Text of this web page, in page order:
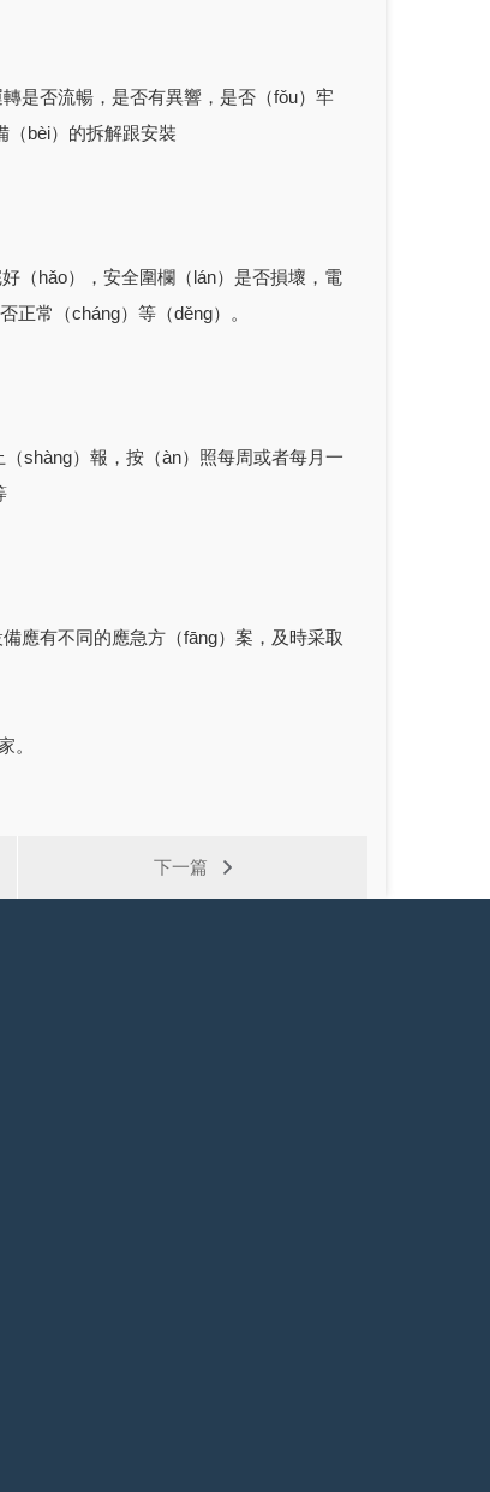
是否流暢，是否有異響，是否（fǒu）牢
（bèi）的拆解跟安裝
（hǎo），安全圍欄（lán）是否損壞，電
常（cháng）等（děng）。
shàng）報，按（àn）照每周或者每月一
應有不同的應急方（fāng）案，及時采取
。
下一篇